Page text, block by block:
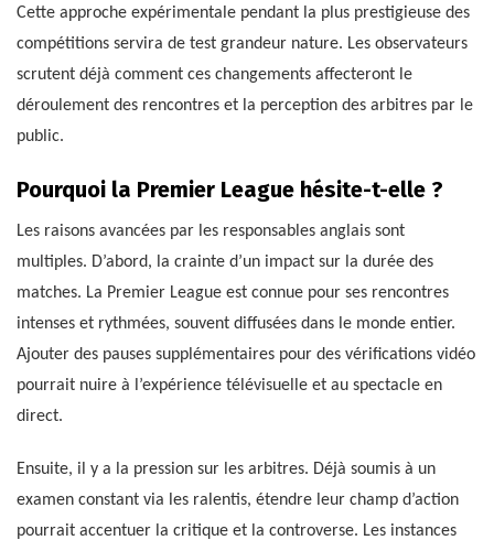
Cette approche expérimentale pendant la plus prestigieuse des
compétitions servira de test grandeur nature. Les observateurs
scrutent déjà comment ces changements affecteront le
déroulement des rencontres et la perception des arbitres par le
public.
Pourquoi la Premier League hésite-t-elle ?
Les raisons avancées par les responsables anglais sont
multiples. D’abord, la crainte d’un impact sur la durée des
matches. La Premier League est connue pour ses rencontres
intenses et rythmées, souvent diffusées dans le monde entier.
Ajouter des pauses supplémentaires pour des vérifications vidéo
pourrait nuire à l’expérience télévisuelle et au spectacle en
direct.
Ensuite, il y a la pression sur les arbitres. Déjà soumis à un
examen constant via les ralentis, étendre leur champ d’action
pourrait accentuer la critique et la controverse. Les instances